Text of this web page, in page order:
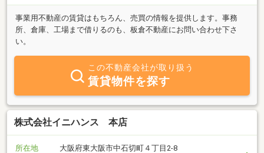
事業用不動産の賃貸はもちろん、売買の情報を提供します。事務
所、倉庫、工場まで借りるのも、板倉不動産にお問い合わせ下さ
い。
この不動産会社が取り扱う
賃貸物件を探す
株式会社イニハンス 本店
所在地
大阪府東大阪市中石切町４丁目2-8